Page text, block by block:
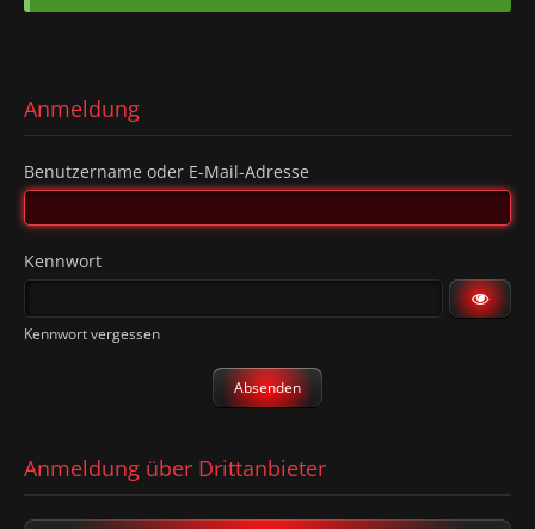
Anmeldung
Benutzername oder E-Mail-Adresse
Kennwort
Kennwort vergessen
Anmeldung über Drittanbieter